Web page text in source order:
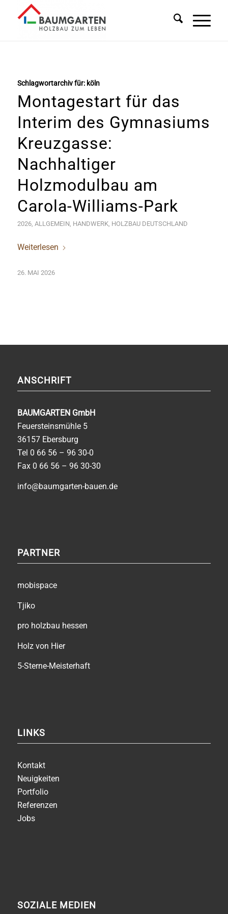
Schlagwortarchiv für: köln
Montagestart für das
Interim des Gymnasiums
Kreuzgasse:
Nachhaltiger
Holzmodulbau am
Carola-Williams-Park
2026, ALLGEMEIN, HANDWERK, HOLZBAU DEUTSCHLAND
Weiterlesen
26. MAI 2026
ANSCHRIFT
BAUMGARTEN GmbH
Feuersteinsmühle 5
36157 Ebersburg
Tel 0 66 56 – 96 30-0
Fax 0 66 56 – 96 30-30
info@baumgarten-bauen.de
PARTNER
mobispace
Tjiko
pro holzbau hessen
Holz von Hier
5-Sterne-Meisterhaft
LINKS
Kontakt
Neuigkeiten
Portfolio
Referenzen
Jobs
SOZIALE MEDIEN